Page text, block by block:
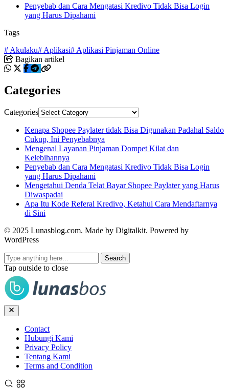
Penyebab dan Cara Mengatasi Kredivo Tidak Bisa Login
yang Harus Dipahami
Tags
# Akulaku# Aplikasi# Aplikasi Pinjaman Online
Bagikan artikel
Categories
Categories
Kenapa Shopee Paylater tidak Bisa Digunakan Padahal Saldo
Cukup, Ini Penyebabnya
Mengenal Layanan Pinjaman Dompet Kilat dan
Kelebihannya
Penyebab dan Cara Mengatasi Kredivo Tidak Bisa Login
yang Harus Dipahami
Mengetahui Denda Telat Bayar Shopee Paylater yang Harus
Diwaspadai
Apa Itu Kode Referal Kredivo, Ketahui Cara Mendaftarnya
di Sini
© 2025 Lunasblog.com. Made by Digitalkit. Powered by
WordPress
Search
Tap outside to close
Contact
Hubungi Kami
Privacy Policy
Tentang Kami
Terms and Condition